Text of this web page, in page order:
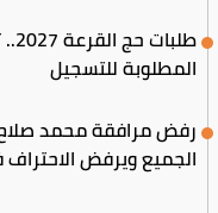
المطلوبة للتسجيل
رفض مرافقة محمد
الجميع ويرفض الاحتراف